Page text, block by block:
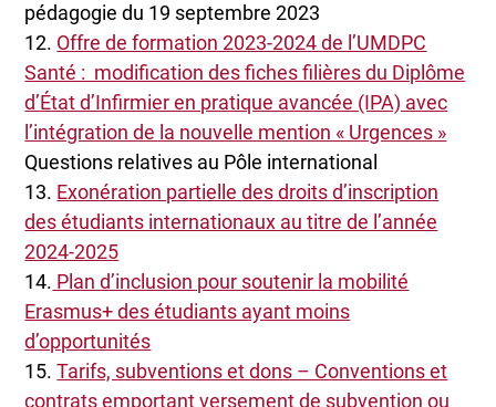
pédagogie du 19 septembre 2023
12. Offre de formation 2023-2024 de l’UMDPC
Santé : modification des fiches filières du Diplôme
d’État d’Infirmier en pratique avancée (IPA) avec
l’intégration de la nouvelle mention « Urgences »
Questions relatives au Pôle international
13. Exonération partielle des droits d’inscription
des étudiants internationaux au titre de l’année
2024-2025
14. Plan d’inclusion pour soutenir la mobilité
Erasmus+ des étudiants ayant moins
d’opportunités
15.Tarifs, subventions et dons – Conventions et
contrats emportant versement de subvention ou